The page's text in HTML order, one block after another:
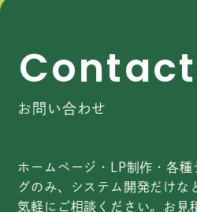
Contact
お問い合わせ
ホームページ・LP制作・各種
グのみ、システム開発だけな
気軽にご相談ください。お見